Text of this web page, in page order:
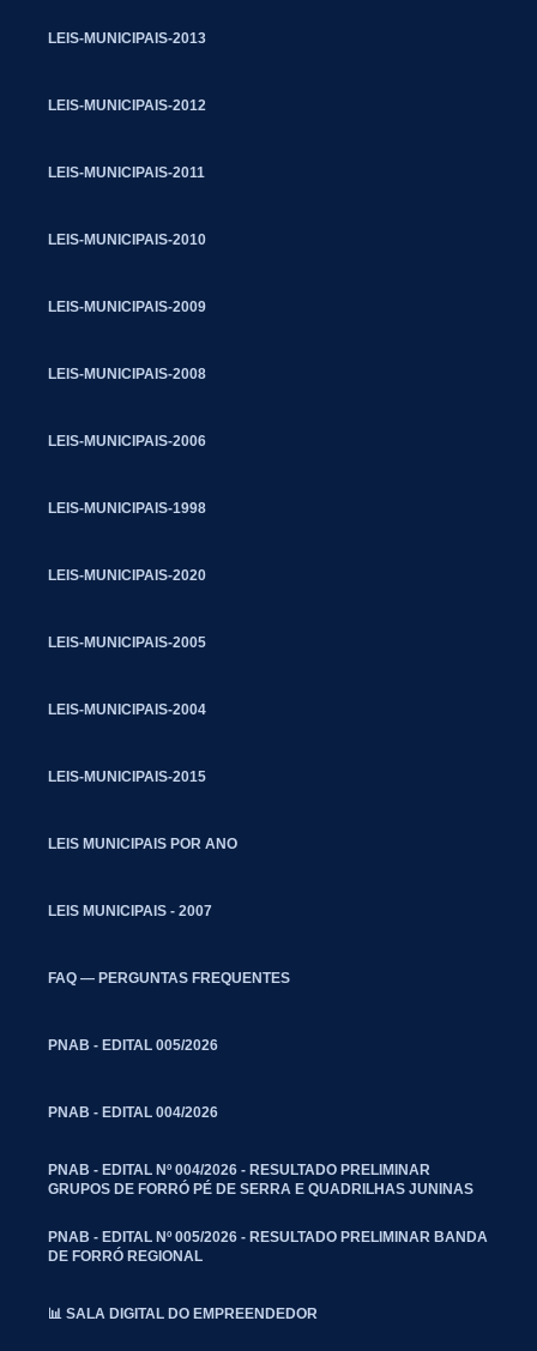
LEIS-MUNICIPAIS-2013
LEIS-MUNICIPAIS-2012
LEIS-MUNICIPAIS-2011
LEIS-MUNICIPAIS-2010
LEIS-MUNICIPAIS-2009
LEIS-MUNICIPAIS-2008
LEIS-MUNICIPAIS-2006
LEIS-MUNICIPAIS-1998
LEIS-MUNICIPAIS-2020
LEIS-MUNICIPAIS-2005
LEIS-MUNICIPAIS-2004
LEIS-MUNICIPAIS-2015
LEIS MUNICIPAIS POR ANO
LEIS MUNICIPAIS - 2007
FAQ — PERGUNTAS FREQUENTES
PNAB - EDITAL 005/2026
PNAB - EDITAL 004/2026
PNAB - EDITAL Nº 004/2026 - RESULTADO PRELIMINAR
GRUPOS DE FORRÓ PÉ DE SERRA E QUADRILHAS JUNINAS
PNAB - EDITAL Nº 005/2026 - RESULTADO PRELIMINAR BANDA
DE FORRÓ REGIONAL
📊 SALA DIGITAL DO EMPREENDEDOR